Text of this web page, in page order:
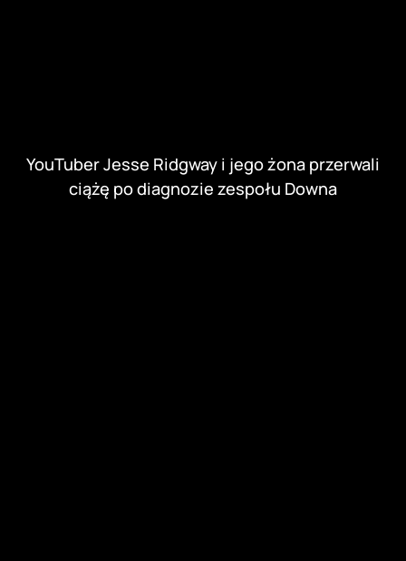
YouTuber Jesse Ridgway i jego żona przerwali
ciążę po diagnozie zespołu Downa